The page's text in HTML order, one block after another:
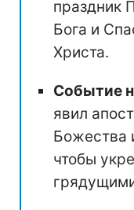
праздник
Бога и
Христа.
Событие
явил
Божества
чтобы